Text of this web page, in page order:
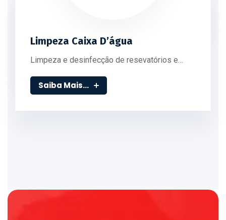
Limpeza Caixa D’água
Limpeza e desinfecção de resevatórios e…
Saiba Mais...